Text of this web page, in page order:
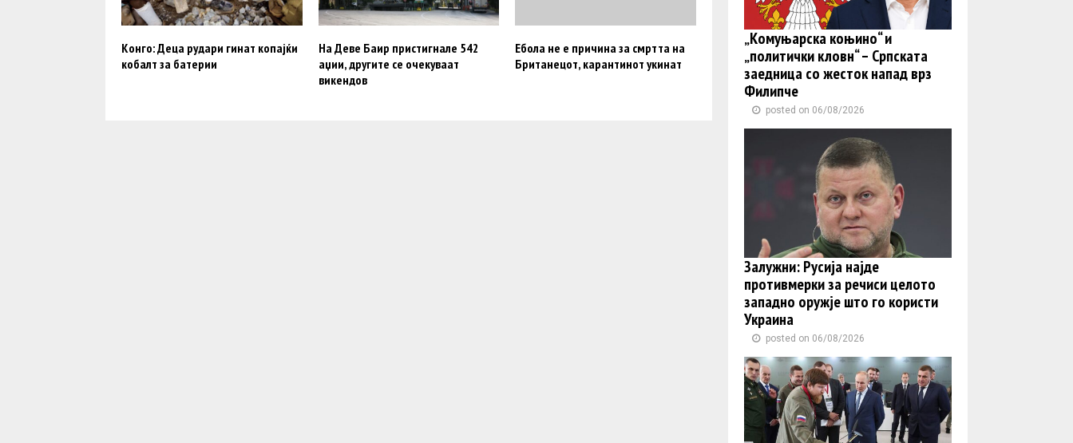
Конго: Деца рудари гинат копајќи
кобалт за батерии
На Деве Баир пристигнале 542
аџии, другите се очекуваат
викендов
Ебола не е причина за смртта на
Британецот, карантинот укинат
„Комуњарска коњино“ и
„политички кловн“ – Српската
заедница со жесток напад врз
Филипче
posted on 06/08/2026
Залужни: Русија најде
противмерки за речиси целото
западно оружје што го користи
Украина
posted on 06/08/2026